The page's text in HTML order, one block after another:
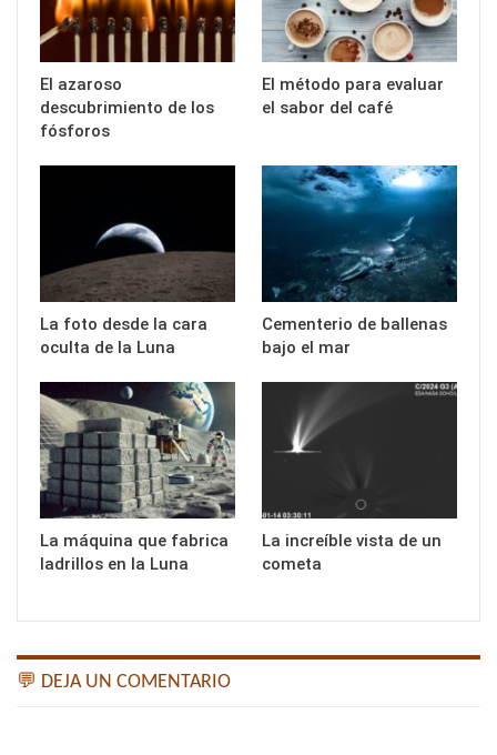
El azaroso
descubrimiento de los
fósforos
El método para evaluar
el sabor del café
La foto desde la cara
oculta de la Luna
Cementerio de ballenas
bajo el mar
La máquina que fabrica
ladrillos en la Luna
La increíble vista de un
cometa
💬 DEJA UN COMENTARIO